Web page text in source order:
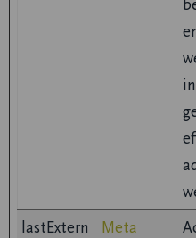
lastExtern
Meta